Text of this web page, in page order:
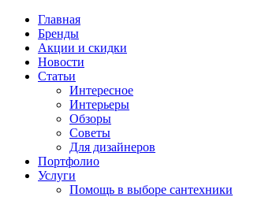
Главная
Бренды
Акции и скидки
Новости
Статьи
Интересное
Интерьеры
Обзоры
Советы
Для дизайнеров
Портфолио
Услуги
Помощь в выборе сантехники